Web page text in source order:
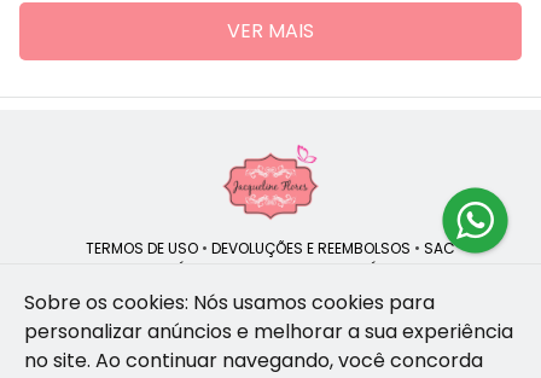
VER MAIS
TERMOS DE USO • DEVOLUÇÕES E REEMBOLSOS • SAC
POLÍTICA DE PRIVACIDADE POLÍTICA DE COOKIES
Jacqueline Flores | CNPJ: 47.335.418/0001-13
Sobre os cookies: Nós usamos cookies para
personalizar anúncios e melhorar a sua experiência
no site. Ao continuar navegando, você concorda